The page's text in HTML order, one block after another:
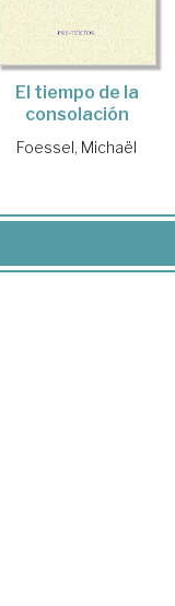
El tiempo de la
consolación
Foessel, Michaël